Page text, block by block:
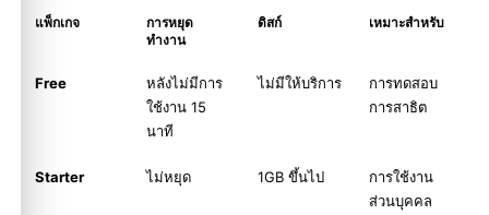
แพ็กเกจ
การหยุด
ทำงาน
ดิสก์ เหมาะสำหรับ
Free
หลังไม่มีการ
ใช้งาน 15
นาที
ไม่มีให้บริการ
การทดสอบ
การสาธิต
Starter ไม่หยุด 1GB ขึ้นไป
การใช้งาน
ส่วนบุคคล